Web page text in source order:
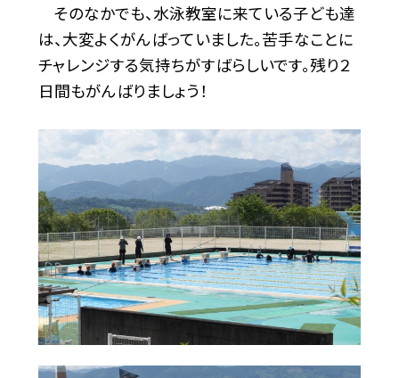
そのなかでも、水泳教室に来ている子ども達
は、大変よくがんばっていました。苦手なことに
チャレンジする気持ちがすばらしいです。残り２
日間もがんばりましょう！